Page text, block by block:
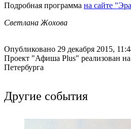
Подробная программа на сайте
Светлана Жохова
Опубликовано 29 декабря 2015,
Проект "Афиша Plus" реализован на
Петербурга
Другие события